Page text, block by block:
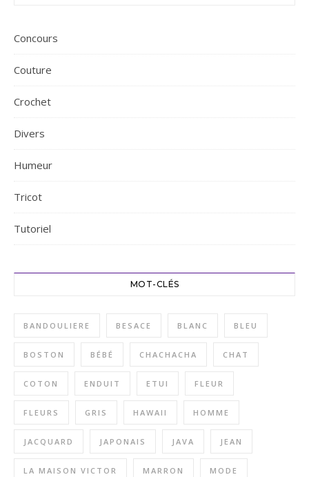
Concours
Couture
Crochet
Divers
Humeur
Tricot
Tutoriel
MOT-CLÉS
BANDOULIERE BESACE BLANC BLEU
BOSTON BÉBÉ CHACHACHA CHAT
COTON ENDUIT ETUI FLEUR
FLEURS GRIS HAWAII HOMME
JACQUARD JAPONAIS JAVA JEAN
LA MAISON VICTOR MARRON MODE